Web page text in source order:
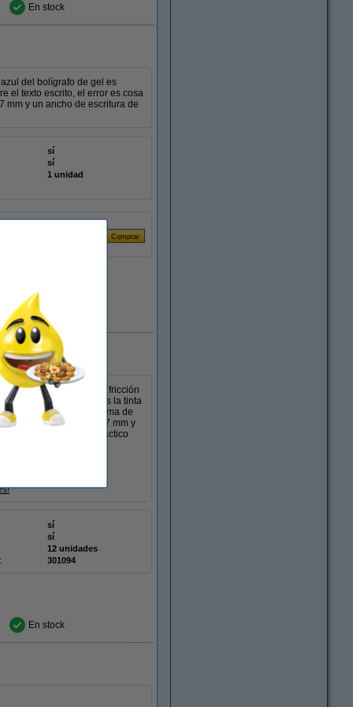
En stock
del bolígrafo de gel es
el texto escrito, el error es cosa
mm y un ancho de escritura de
sí
sí
1 unidad
En stock
desaparece por fricción
del bolígrafo. Alisas la tinta
Así que no necesitas goma de
ancho de punta de 0,7 mm y
una tapa con un práctico
sí
sí
12 unidades
301094
En stock